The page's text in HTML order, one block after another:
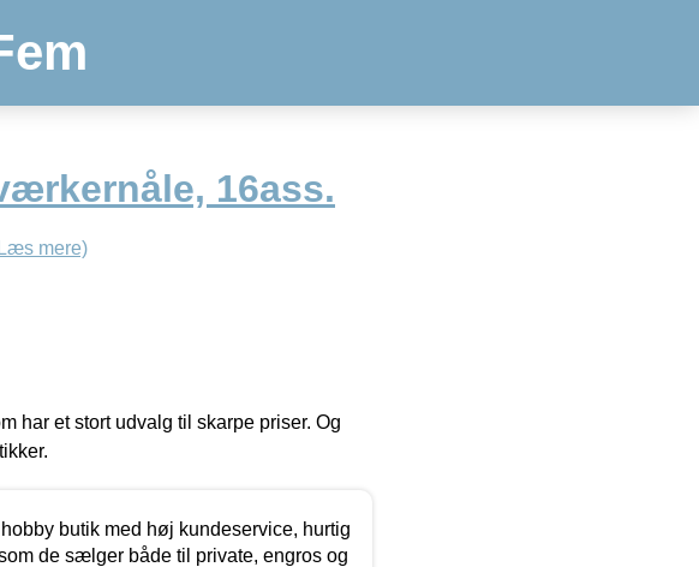
16ass.
mere)
har et stort udvalg til skarpe priser. Og
butik med høj kundeservice, hurtig
de sælger både til private, engros og